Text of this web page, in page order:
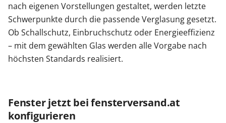
nach eigenen Vorstellungen gestaltet, werden letzte
Schwerpunkte durch die passende Verglasung gesetzt.
Ob Schallschutz, Einbruchschutz oder Energieeffizienz
– mit dem gewählten Glas werden alle Vorgabe nach
höchsten Standards realisiert.
Fenster jetzt bei fensterversand.at
konfigurieren